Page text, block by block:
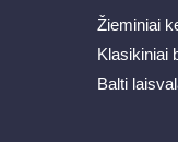
Žieminiai
Klasikiniai
Balti